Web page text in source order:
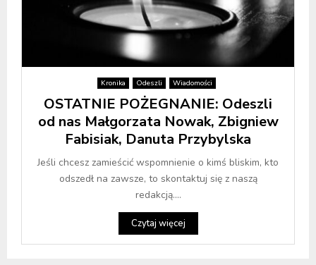
Kronika Odeszli Wiadomości
OSTATNIE POŻEGNANIE: Odeszli
od nas Małgorzata Nowak, Zbigniew
Fabisiak, Danuta Przybylska
Jeśli chcesz zamieścić wspomnienie o kimś bliskim, kto
odszedł na zawsze, to skontaktuj się z naszą
redakcją....
Czytaj więcej